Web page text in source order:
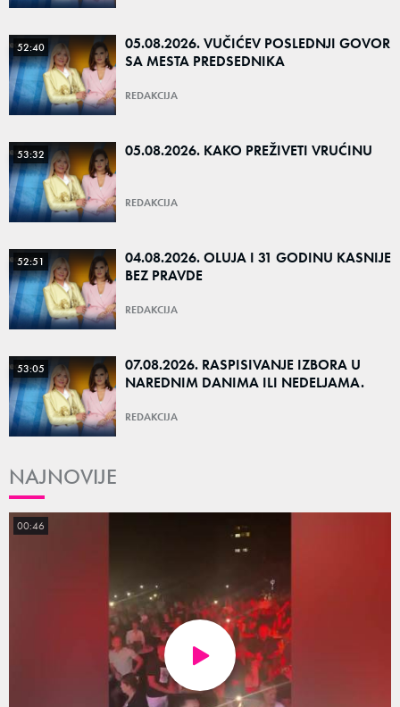
52:40
05.08.2026. VUČIĆEV POSLEDNJI GOVOR
SA MESTA PREDSEDNIKA
REDAKCIJA
53:32 05.08.2026. KAKO PREŽIVETI VRUĆINU
REDAKCIJA
52:51
04.08.2026. OLUJA I 31 GODINU KASNIJE
BEZ PRAVDE
REDAKCIJA
53:05
07.08.2026. RASPISIVANJE IZBORA U
NAREDNIM DANIMA ILI NEDELJAMA.
REDAKCIJA
NAJNOVIJE
00:46